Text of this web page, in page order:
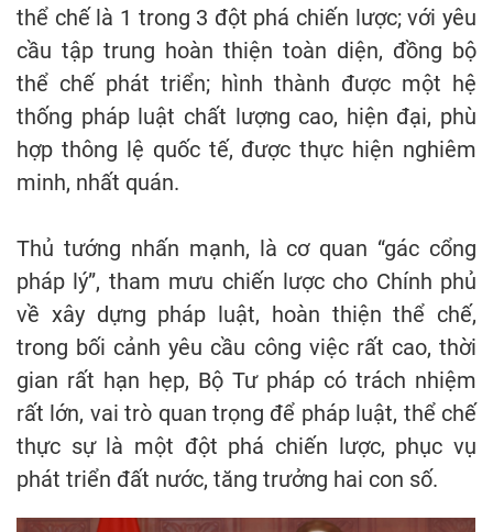
thể chế là 1 trong 3 đột phá chiến lược; với yêu
cầu tập trung hoàn thiện toàn diện, đồng bộ
thể chế phát triển; hình thành được một hệ
thống pháp luật chất lượng cao, hiện đại, phù
hợp thông lệ quốc tế, được thực hiện nghiêm
minh, nhất quán.
Thủ tướng nhấn mạnh, là cơ quan “gác cổng
pháp lý”, tham mưu chiến lược cho Chính phủ
về xây dựng pháp luật, hoàn thiện thể chế,
trong bối cảnh yêu cầu công việc rất cao, thời
gian rất hạn hẹp, Bộ Tư pháp có trách nhiệm
rất lớn, vai trò quan trọng để pháp luật, thể chế
thực sự là một đột phá chiến lược, phục vụ
phát triển đất nước, tăng trưởng hai con số.